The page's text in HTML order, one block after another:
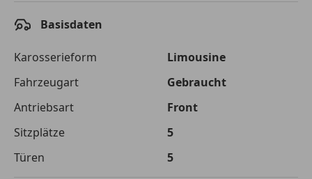
Laufzeit
Kreditbetrag
€ 16 700,-
Zu zahlender
Gesamtbetrag
€ 26 532,-
Einberechnete Gebühren
€ 0,-
Effektivzinsatz
10,52 %
Basisdaten
Karosserieform
Limousine
Fahrzeugart
Gebraucht
Antriebsart
Front
Sitzplätze
5
Türen
5